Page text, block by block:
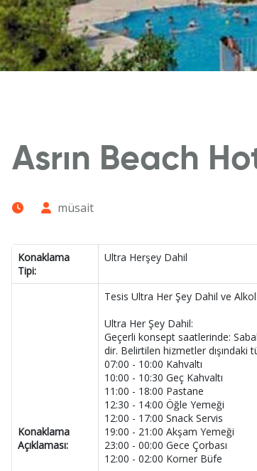
Asrın Beach
müsait
Konaklama
Tipi:
Ultra Herşey Dahil
Konaklama
Açıklaması:
Tesis Ultra Her Şey Dahil ve
Ultra Her Şey Dahil:
Geçerli konsept saatlerinde:
dir. Belirtilen hizmetler
07:00 - 10:00 Kahvaltı
10:00 - 10:30 Geç Kahvaltı
11:00 - 18:00 Pastane
12:30 - 14:00 Öğle Yemeği
12:00 - 17:00 Snack Servis
19:00 - 21:00 Akşam Yemeği
23:00 - 00:00 Gece Çorbası
12:00 - 02:00 Korner Büfe